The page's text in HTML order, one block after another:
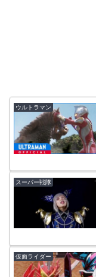
ウルトラマン
スーパー戦隊
仮面ライダー